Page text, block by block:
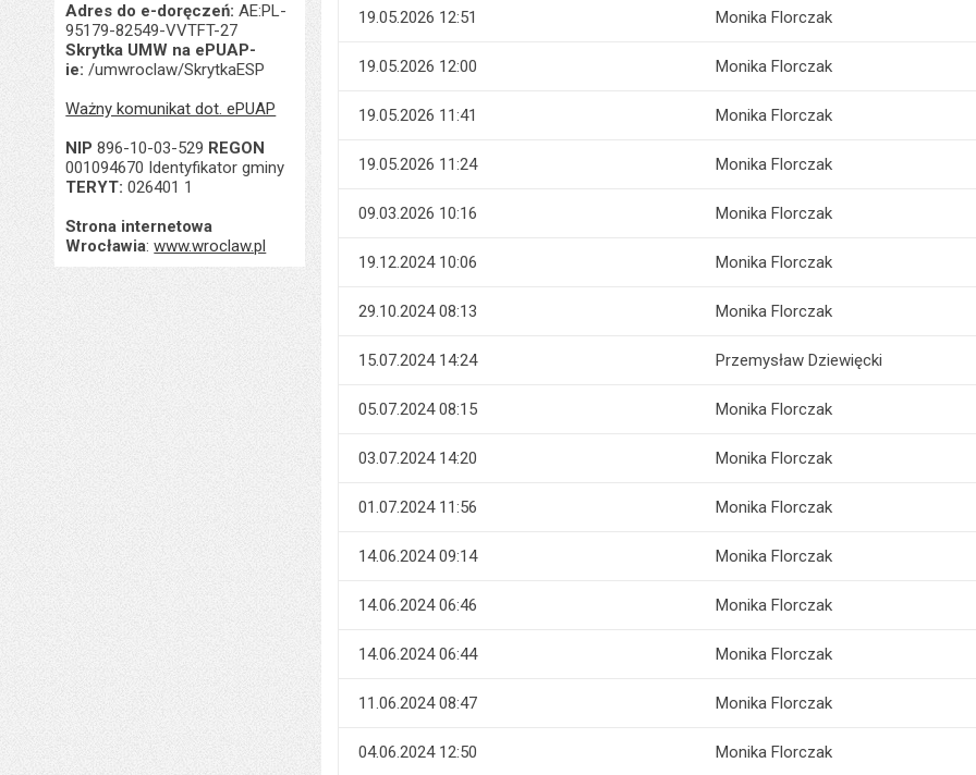
Adres do e-doręczeń: AE:PL-
95179-82549-VVTFT-27
Skrytka UMW na ePUAP-
ie: /umwroclaw/SkrytkaESP
Ważny komunikat dot. ePUAP
NIP 896-10-03-529 REGON
001094670 Identyfikator gminy
TERYT: 026401 1
Strona internetowa
Wrocławia:www.wroclaw.pl
19.05.2026 12:51 Monika Florczak
19.05.2026 12:00 Monika Florczak
19.05.2026 11:41 Monika Florczak
19.05.2026 11:24 Monika Florczak
09.03.2026 10:16 Monika Florczak
19.12.2024 10:06 Monika Florczak
29.10.2024 08:13 Monika Florczak
15.07.2024 14:24 Przemysław Dziewięcki
05.07.2024 08:15 Monika Florczak
03.07.2024 14:20 Monika Florczak
01.07.2024 11:56 Monika Florczak
14.06.2024 09:14 Monika Florczak
14.06.2024 06:46 Monika Florczak
14.06.2024 06:44 Monika Florczak
11.06.2024 08:47 Monika Florczak
04.06.2024 12:50 Monika Florczak